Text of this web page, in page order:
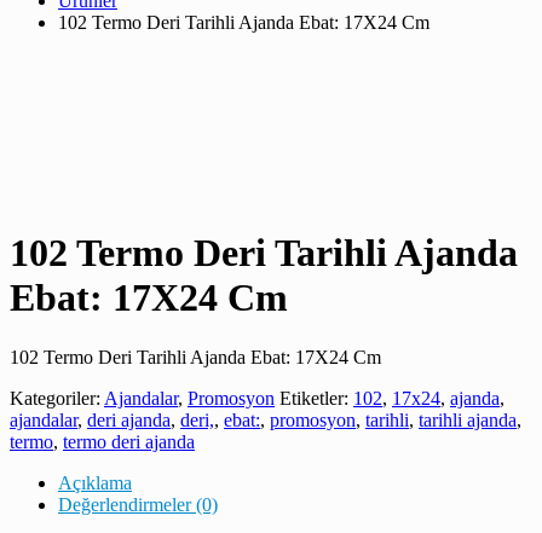
102 Termo Deri Tarihli Ajanda Ebat: 17X24 Cm
102 Termo Deri Tarihli Ajanda
Ebat: 17X24 Cm
102 Termo Deri Tarihli Ajanda Ebat: 17X24 Cm
Kategoriler: Ajandalar, Promosyon Etiketler: 102, 17x24, ajanda,
ajandalar, deri ajanda, deri,, ebat:, promosyon, tarihli, tarihli ajanda,
termo, termo deri ajanda
Açıklama
Değerlendirmeler (0)